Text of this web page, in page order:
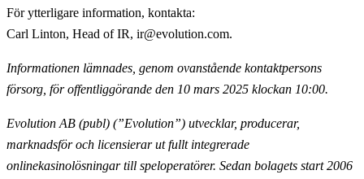
För ytterligare information, kontakta:
Carl Linton, Head of IR, ir@evolution.com.
Informationen lämnades, genom ovanstående kontaktpersons
försorg, för offentliggörande den 10 mars 2025 klockan 10:00.
Evolution AB (publ) (”Evolution”) utvecklar, producerar,
marknadsför och licensierar ut fullt integrerade
onlinekasinolösningar till speloperatörer. Sedan bolagets start 2006